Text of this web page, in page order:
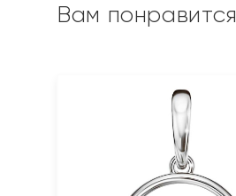
Вам понравится